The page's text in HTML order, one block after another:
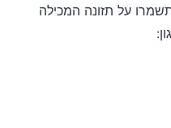
על תזונה המכילה